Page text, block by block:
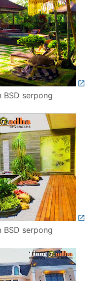
BSD serpong
BSD serpong